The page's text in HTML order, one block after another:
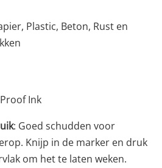
Plastic, Beton, Rust en
Ink
: Goed schudden voor
Knijp in de marker en druk
om het te laten weken.